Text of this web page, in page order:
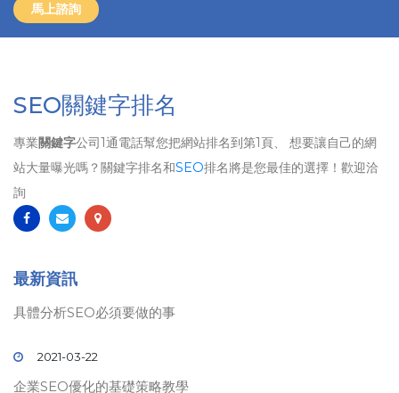
馬上諮詢
SEO關鍵字排名
專業關鍵字公司1通電話幫您把網站排名到第1頁、 想要讓自己的網
站大量曝光嗎？關鍵字排名和SEO排名將是您最佳的選擇！歡迎洽
詢
最新資訊
具體分析SEO必須要做的事
2021-03-22
企業SEO優化的基礎策略教學